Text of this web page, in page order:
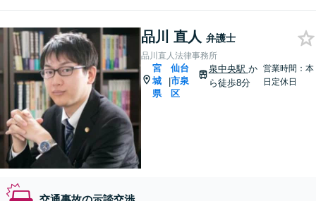
品川 直人 弁護士
品川直人法律事務所
宮
城
県
|
仙台
市泉
区
泉中央駅 か
ら徒歩8分
営業時間：本
日定休日